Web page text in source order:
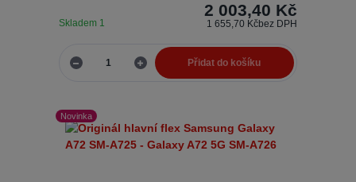
2 003,40 Kč
1 655,70 Kčbez DPH
Skladem 1
Přidat do košíku
Novinka